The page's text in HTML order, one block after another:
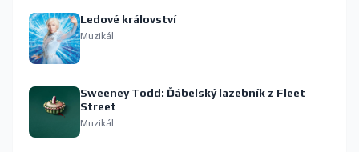
Ledové království
Muzikál
Sweeney Todd: Ďábelský lazebník z Fleet
Street
Muzikál